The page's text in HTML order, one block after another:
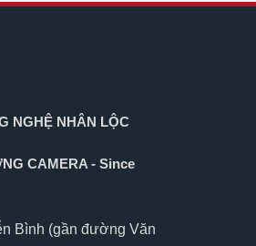
NGHỆ NHÂN LỘC
CAMERA - Since
Bình (gần đường Văn